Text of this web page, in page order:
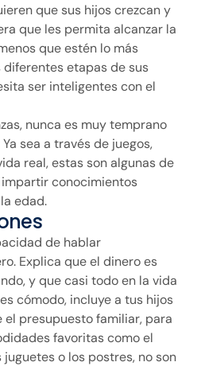
que sus hijos crezcan y
que les permita alcanzar la
que estén lo más
etapas de sus
ser inteligentes con el
nunca es muy temprano
sea a través de juegos,
real, estas son algunas de
conocimientos
edad.
de hablar
Explica que el dinero es
y que casi todo en la vida
cómodo, incluye a tus hijos
el presupuesto familiar, para
favoritas como el
o los postres, no son